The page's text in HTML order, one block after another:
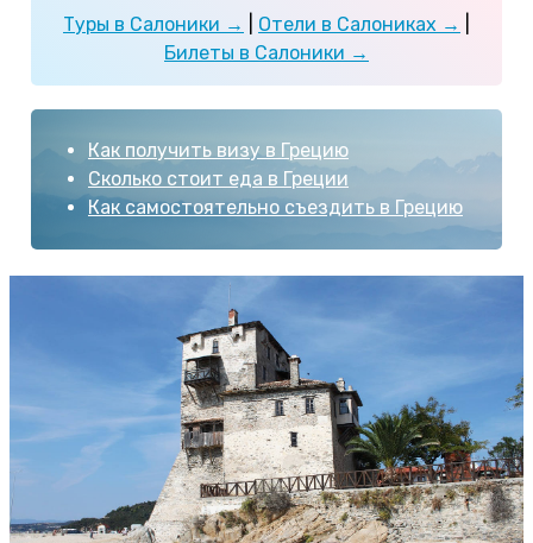
Туры в Салоники → Отели в Салониках →
Билеты в Салоники →
Как получить визу в Грецию
Сколько стоит еда в Греции
Как самостоятельно съездить в Грецию